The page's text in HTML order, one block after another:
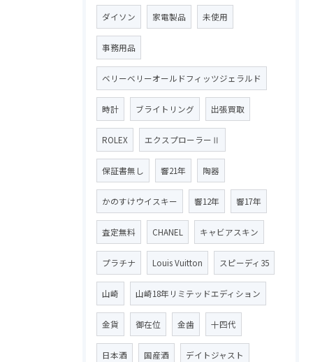
ダイソン 家電製品 未使用
事務用品
ベリーベリーオールドフィッツジェラルド
時計 ブライトリング 出張買取
ROLEX エクスプローラーⅡ
保証書無し 響21年 陶器
かのすけウイスキー 響12年 響17年
査定無料 CHANEL キャビアスキン
プラチナ Louis Vuitton スピーディ35
山崎 山崎18年リミテッドエディション
金貨 御在位 金歯 十四代
日本酒 国産酒 デイトジャスト